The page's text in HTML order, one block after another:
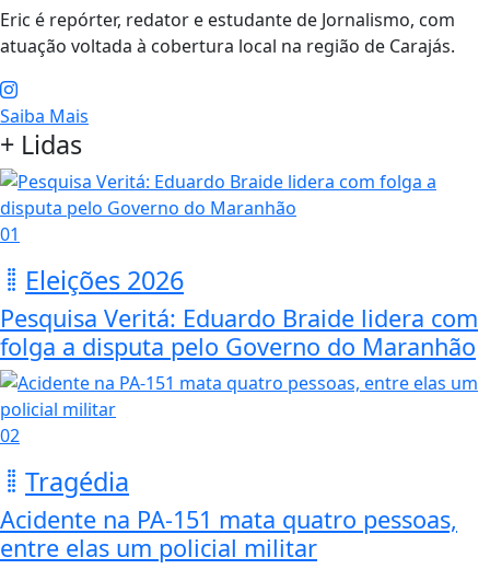
Eric é repórter, redator e estudante de Jornalismo, com
atuação voltada à cobertura local na região de Carajás.
Saiba Mais
+ Lidas
01
Eleições 2026
Pesquisa Veritá: Eduardo Braide lidera com
folga a disputa pelo Governo do Maranhão
02
Tragédia
Acidente na PA-151 mata quatro pessoas,
entre elas um policial militar